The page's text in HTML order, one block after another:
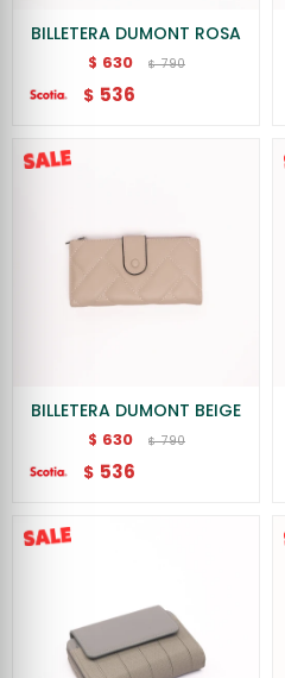
BILLETERA DUMONT ROSA
$ 630 $ 790
$ 536
BILLETERA DUMONT BEIGE
$ 630 $ 790
$ 536